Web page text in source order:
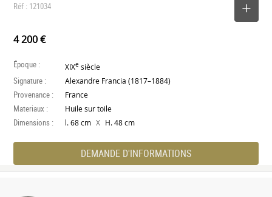
Réf : 121034
4 200 €
Époque : XIXe siècle
Signature : Alexandre Francia (1817–1884)
Provenance : France
Materiaux : Huile sur toile
Dimensions : l. 68 cm X H. 48 cm
DEMANDE D'INFORMATIONS